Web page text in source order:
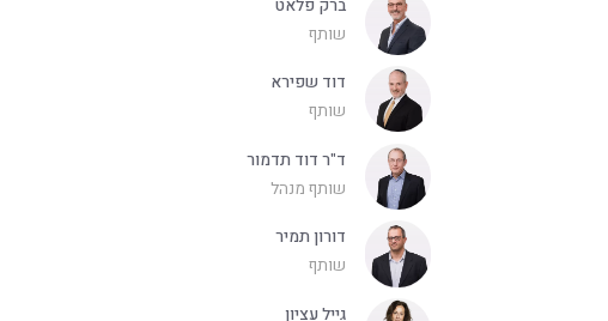
ברק פלאט
שותף
דוד שפירא
שותף
ד"ר דוד תדמור
שותף מנהל
דורון תמיר
שותף
גייל עציון